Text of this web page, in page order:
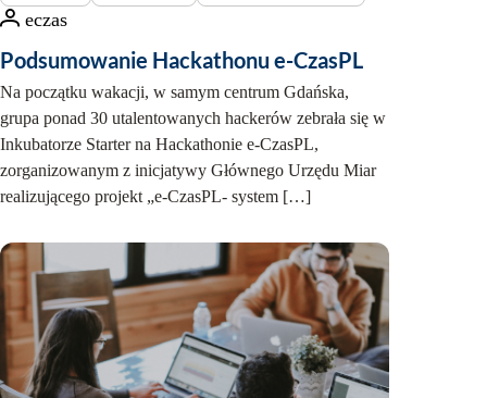
eczas
Podsumowanie Hackathonu e-CzasPL
Na początku wakacji, w samym centrum Gdańska,
grupa ponad 30 utalentowanych hackerów zebrała się w
Inkubatorze Starter na Hackathonie e-CzasPL,
zorganizowanym z inicjatywy Głównego Urzędu Miar
realizującego projekt „e-CzasPL- system […]